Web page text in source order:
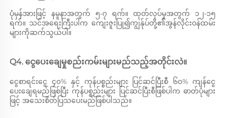
ပုံမှန်အားဖြင့် နမူနာအတွက် ၅-၇ ရက်။ ထုတ်လုပ်မှုအတွက် ၁၂-၁၅
ရက်။ သင်အရေးကြီးပါက ကျေးဇူးပြု၍ကျွန်ုပ်တို့၏အွန်လိုင်းဝန်ထမ်း
များကိုဆက်သွယ်ပါ။
Q4. ငွေပေးချေမှုစည်းကမ်းများမည်သည့်အတိုင်းလဲ။
ငွေစာရင်းငွေ ၄၀% နှင့် ကုန်ပစ္စည်းများ ပြင်ဆင်ပြီးစီ ၆၀% ကျန်ငွေ
ပေးချေရမည်ဖြစ်ပြီး ကုန်ပစ္စည်းများ ပြင်ဆင်ပြီးစီဖြစ်ပါက ဓာတ်ပုံများ
ဖြင့် အသေးစိတ်ပြသပေးမည်ဖြစ်ပါသည်။